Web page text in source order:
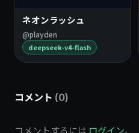
ネオンラッシュ
@playden
deepseek-v4-flash
コメント (0)
コメントするには ログイン。